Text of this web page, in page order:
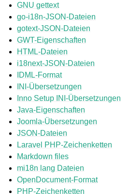
navigation of Unterstützte Dateiformate
GNU gettext
go-i18n-JSON-Dateien
gotext-JSON-Dateien
GWT-Eigenschaften
HTML-Dateien
i18next-JSON-Dateien
IDML-Format
INI-Übersetzungen
Inno Setup INI-Übersetzungen
Java-Eigenschaften
Joomla-Übersetzungen
JSON-Dateien
Laravel PHP-Zeichenketten
Markdown files
mi18n lang Dateien
OpenDocument-Format
PHP-Zeichenketten